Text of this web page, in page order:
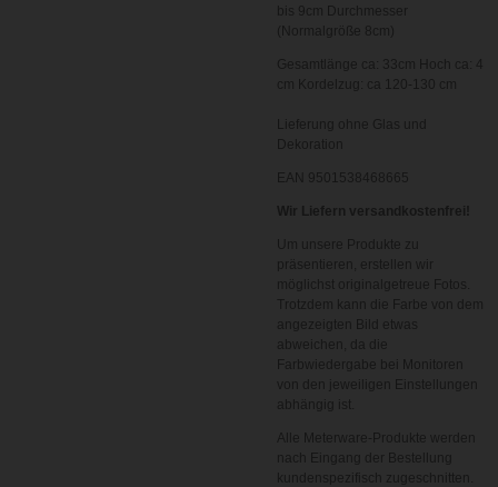
bis 9cm Durchmesser
(Normalgröße 8cm)
Gesamtlänge ca: 33cm Hoch ca: 4
cm Kordelzug: ca 120-130 cm
Lieferung ohne Glas und
Dekoration
EAN 9501538468665
Wir Liefern versandkostenfrei!
Um unsere Produkte zu
präsentieren, erstellen wir
möglichst originalgetreue Fotos.
Trotzdem kann die Farbe von dem
angezeigten Bild etwas
abweichen, da die
Farbwiedergabe bei Monitoren
von den jeweiligen Einstellungen
abhängig ist.
Alle Meterware-Produkte werden
nach Eingang der Bestellung
kundenspezifisch zugeschnitten.